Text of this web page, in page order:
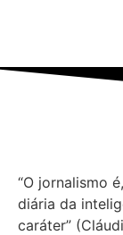
“O jornalismo
diária da
caráter”